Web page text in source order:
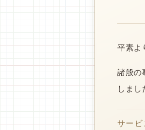
平素よ
諸般の
しま
サービ